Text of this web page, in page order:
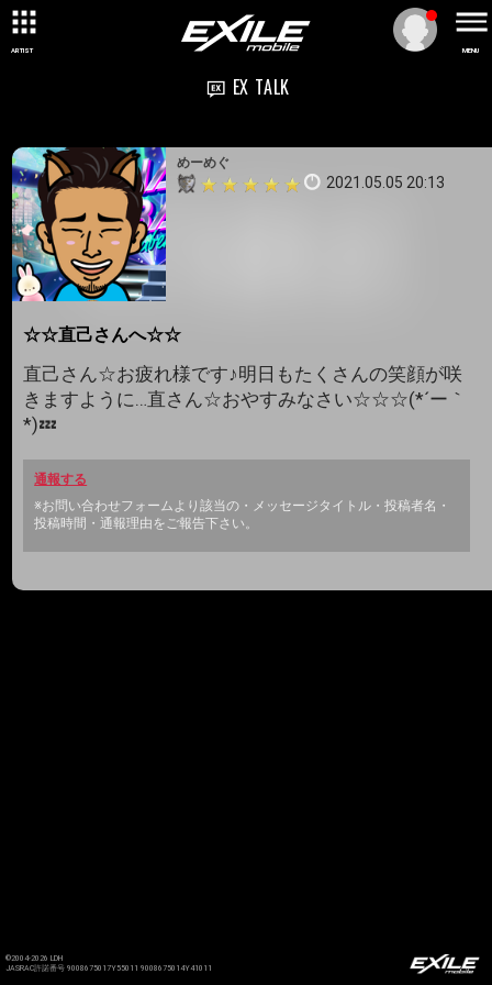
ARTIST MENU
EX TALK
めーめぐ
2021.05.05 20:13
☆☆直己さんへ☆☆
直己さん☆お疲れ様です♪明日もたくさんの笑顔が咲
きますように…直さん☆おやすみなさい☆☆☆(*´ー｀
*)💤
通報する
※お問い合わせフォームより該当の・メッセージタイトル・投稿者名・
投稿時間・通報理由をご報告下さい。
©2004-2026 LDH
JASRAC許諾番号 9008675017Y55011 9008675014Y41011